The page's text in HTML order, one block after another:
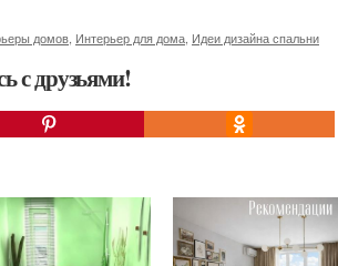
домов Интерьер для дома Идеи дизайна спальни
с друзьями!